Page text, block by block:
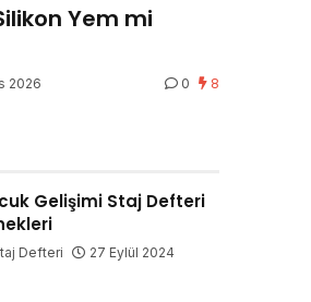
Yem mi
2026 0 8
Gelişimi Staj Defteri
Defteri 27 Eylül 2024